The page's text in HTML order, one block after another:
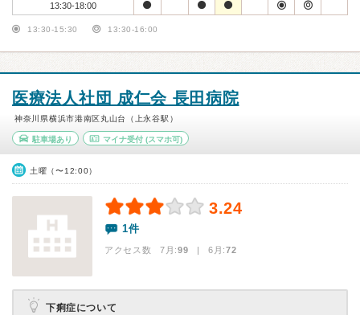
13:30-18:00
13:30-15:30 13:30-16:00
医療法人社団 成仁会 長田病院
神奈川県横浜市港南区丸山台（上永谷駅）
駐車場あり マイナ受付(スマホ可)
土曜（〜12:00）
3.24
1件
アクセス数 7月:99 | 6月:72
下痢症について